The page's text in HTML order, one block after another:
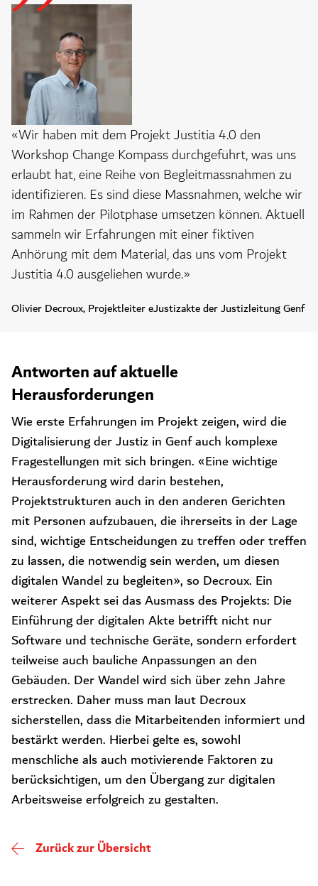
«Wir haben mit dem Projekt Justitia 4.0 den
Workshop Change Kompass durchgeführt, was uns
erlaubt hat, eine Reihe von Begleitmassnahmen zu
identifizieren. Es sind diese Massnahmen, welche wir
im Rahmen der Pilotphase umsetzen können. Aktuell
sammeln wir Erfahrungen mit einer fiktiven
Anhörung mit dem Material, das uns vom Projekt
Justitia 4.0 ausgeliehen wurde.»
Olivier Decroux, Projektleiter eJustizakte der Justizleitung Genf
Antworten auf aktuelle
Herausforderungen
Wie erste Erfahrungen im Projekt zeigen, wird die
Digitalisierung der Justiz in Genf auch komplexe
Fragestellungen mit sich bringen. «Eine wichtige
Herausforderung wird darin bestehen,
Projektstrukturen auch in den anderen Gerichten
mit Personen aufzubauen, die ihrerseits in der Lage
sind, wichtige Entscheidungen zu treffen oder treffen
zu lassen, die notwendig sein werden, um diesen
digitalen Wandel zu begleiten», so Decroux. Ein
weiterer Aspekt sei das Ausmass des Projekts: Die
Einführung der digitalen Akte betrifft nicht nur
Software und technische Geräte, sondern erfordert
teilweise auch bauliche Anpassungen an den
Gebäuden. Der Wandel wird sich über zehn Jahre
erstrecken. Daher muss man laut Decroux
sicherstellen, dass die Mitarbeitenden informiert und
bestärkt werden. Hierbei gelte es, sowohl
menschliche als auch motivierende Faktoren zu
berücksichtigen, um den Übergang zur digitalen
Arbeitsweise erfolgreich zu gestalten.
Zurück zur Übersicht